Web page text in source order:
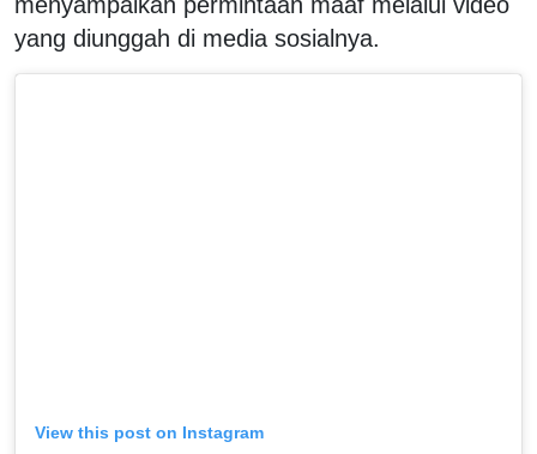
yang diunggah di media sosialnya.
View this post on Instagram